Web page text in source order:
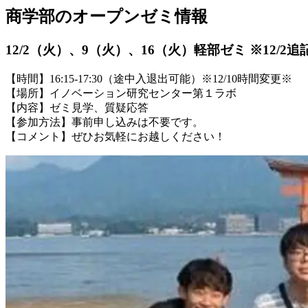
商学部のオープンゼミ情報
12/2（火）、9（火）、16（火）軽部ゼミ ※12/2追
【時間】16:15-17:30（途中入退出可能）※12/10時間変更※
【場所】イノベーション研究センター第１ラボ
【内容】ゼミ見学、質疑応答
【参加方法】事前申し込みは不要です。
【コメント】ぜひお気軽にお越しください！